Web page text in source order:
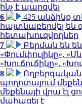
ինչ է պարզվել
6
425 անձինք
հայտնաբերվել են
հետախուզվողներ
7
Բերման են
«Փումփուլիկը»,
«Խուճուճիկը»,
8
Ողբերգական
պողոտայում
մեքենայի վրա էլ
մահացել է